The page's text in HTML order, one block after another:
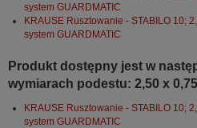
system GUARDMATIC
KRAUSE Rusztowanie - STABILO 10;
system GUARDMATIC
Produkt dostępny jest w
wymiarach podestu: 2,50 x
KRAUSE Rusztowanie - STABILO 10;
system GUARDMATIC